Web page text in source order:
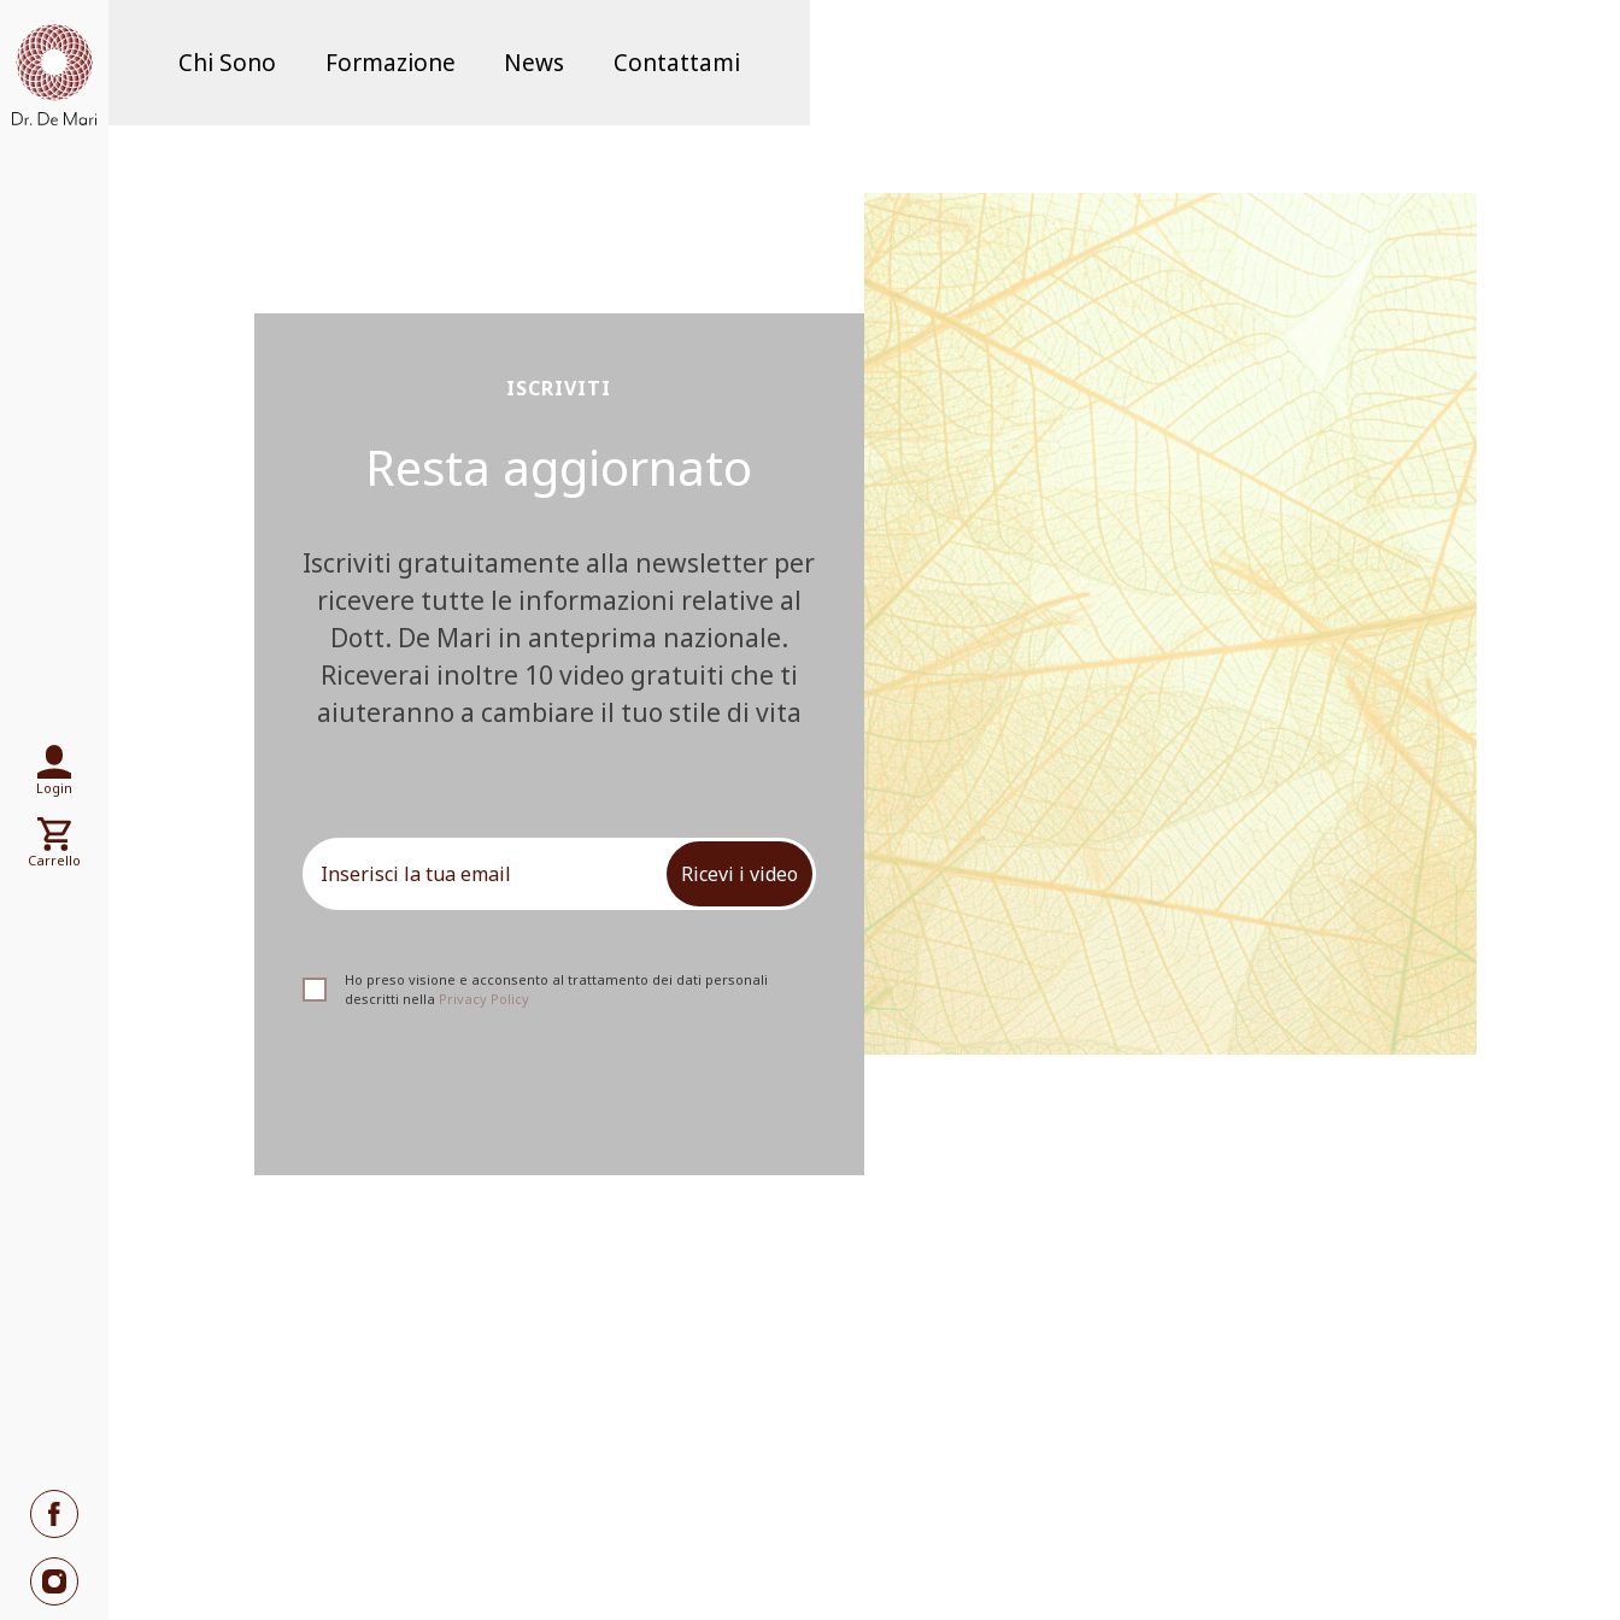
Chi Sono Formazione News Contattami
Login
Carrello
ISCRIVITI
Resta aggiornato
Iscriviti gratuitamente alla newsletter per
ricevere tutte le informazioni relative al
Dott. De Mari in anteprima nazionale.
Riceverai inoltre 10 video gratuiti che ti
aiuteranno a cambiare il tuo stile di vita
Ricevi i video
Ho preso visione e acconsento al trattamento dei dati personali
descritti nella Privacy Policy